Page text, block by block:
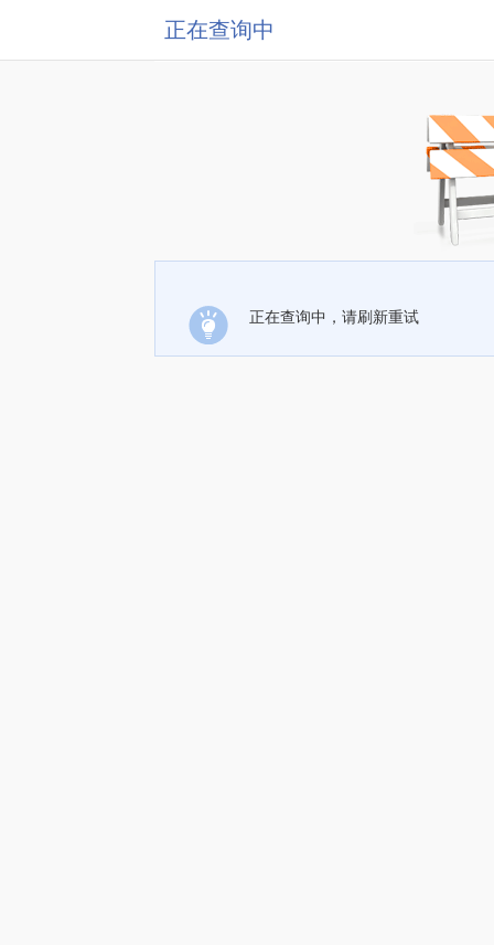
正在查询中
正在查询中，请刷新重试